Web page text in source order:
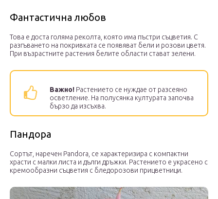
Фантастична любов
Това е доста голяма реколта, която има пъстри съцветия. С
разгъването на покривката се появяват бели и розови цветя.
При възрастните растения белите области стават зелени.
Важно! Растението се нуждае от разсеяно
осветление. На полусянка културата започва
бързо да изсъхва.
Пандора
Сортът, наречен Pandora, се характеризира с компактни
храсти с малки листа и дълги дръжки. Растението е украсено с
кремообразни съцветия с бледорозови прицветници.